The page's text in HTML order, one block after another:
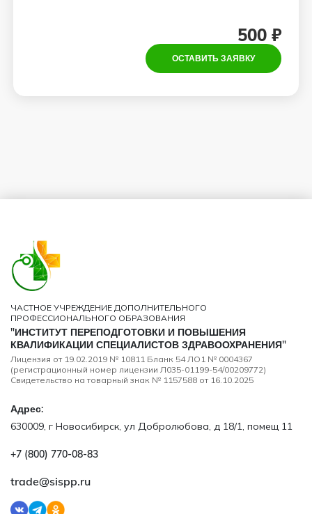
500 ₽
ОСТАВИТЬ ЗАЯВКУ
ЧАСТНОЕ УЧРЕЖДЕНИЕ ДОПОЛНИТЕЛЬНОГО
ПРОФЕССИОНАЛЬНОГО ОБРАЗОВАНИЯ
"ИНСТИТУТ ПЕРЕПОДГОТОВКИ И ПОВЫШЕНИЯ
КВАЛИФИКАЦИИ СПЕЦИАЛИСТОВ ЗДРАВООХРАНЕНИЯ"
Лицензия от 19.02.2019 № 10811 Бланк 54 ЛО1 № 0004367
(регистрационный номер лицензии Л035-01199-54/00209772)
Свидетельство на товарный знак № 1157588 от 16.10.2025
Адрес:
630009, г Новосибирск, ул Добролюбова, д 18/1, помещ 11
+7 (800) 770‑08‑83
trade@sispp.ru